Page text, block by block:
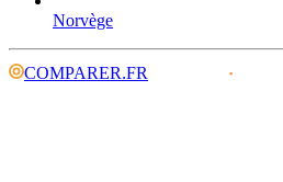
Norvège
COMPARER.FR